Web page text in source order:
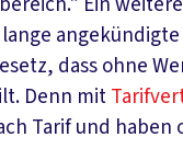
dass ohne
Denn mit
Tarif und